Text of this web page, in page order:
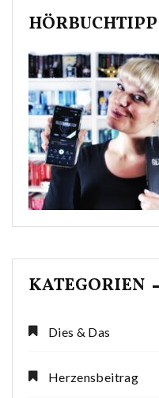
KATEGORIEN
Dies & Das
Herzensbeitrag